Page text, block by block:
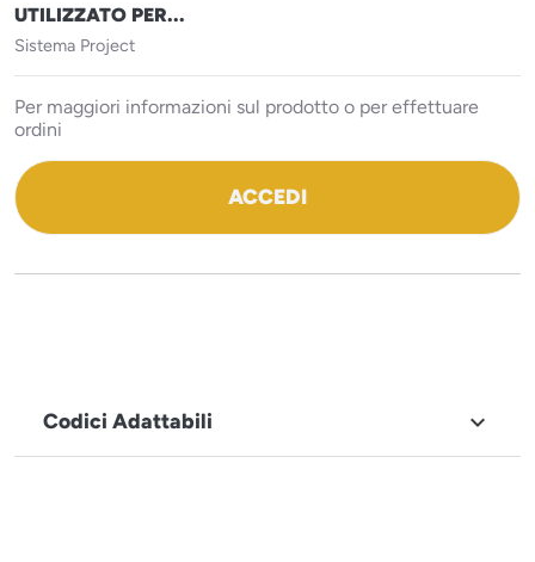
UTILIZZATO PER...
Sistema Project
Per maggiori informazioni sul prodotto o per effettuare
ordini
ACCEDI
Codici Adattabili 